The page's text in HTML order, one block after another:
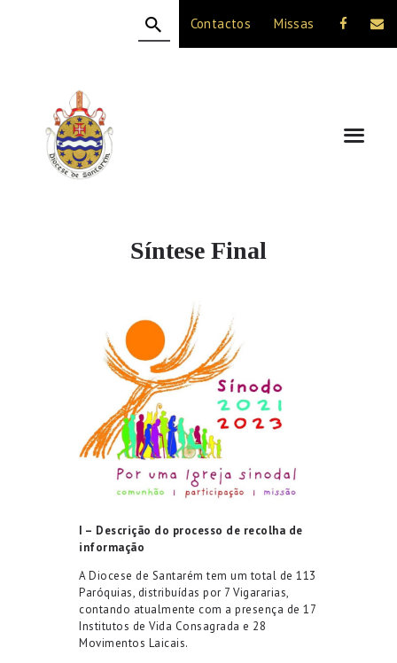
Contactos Missas
Síntese Final
A DIOCESE
CELEBRAÇÃO
VIDA CRISTÃ
NOTÍCIAS
I – Descrição do processo de recolha de
informação
A Diocese de Santarém tem um total de 113
Paróquias, distribuídas por 7 Vigararias,
contando atualmente com a presença de 17
Institutos de Vida Consagrada e 28
Movimentos Laicais.